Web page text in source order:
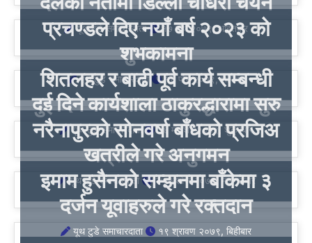
यूथ टुडे समाचारदाता १७ पौष २०७९, आइतबार
प्रचण्डले दिए नयाँ बर्ष २०२३ को
शुभकामना
यूथ टुडे समाचारदाता १६ पौष २०७९, शनिबार
शितलहर र बाढी पूर्व कार्य सम्बन्धी
दुई दिने कार्यशाला ठाकुरद्धारामा सुरु
यूथ टुडे समाचारदाता १६ मंगशिर २०७९, शुक्रबार
नरैनापुरको सोनवर्षा बाँधको प्रजिअ
खत्रीले गरे अनुगमन
यूथ टुडे समाचारदाता २५ अशोज २०७९, मङ्गलबार
इमाम हुसैनको सम्झनमा बाँकेमा ३
दर्जन यूवाहरुले गरे रक्तदान
यूथ टुडे समाचारदाता १९ श्रावण २०७९, बिहीबार